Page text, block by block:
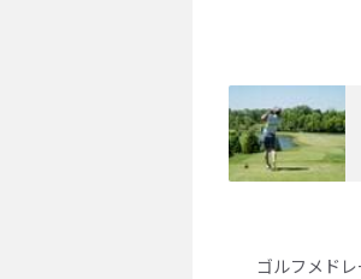
ゴルフメド